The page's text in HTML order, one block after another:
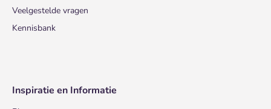
Veelgestelde vragen
Kennisbank
Inspiratie en Informatie